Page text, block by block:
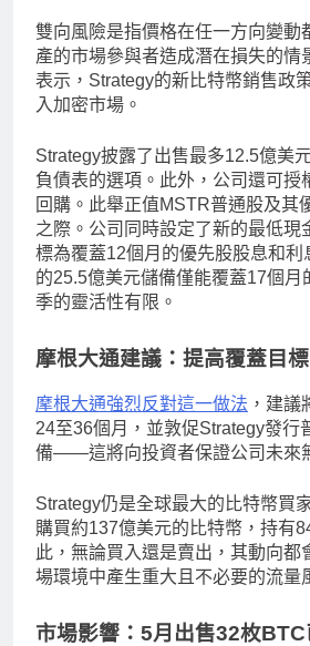
雙向風險是指價格在任一方向變動
產的市場參與者造成潛在損失的情
表示，Strategy的新比特幣銷售政
入加密市場。
Strategy披露了出售最多12.5億美
負債表的選項。此外，公司還可授
回購。此舉正值MSTR普通股及其
之際。公司同時設定了新的最低
標為覆蓋12個月的優先股股息和利
的25.5億美元儲備僅能覆蓋17個月
季的靈活性有限。
摩根大通建議：提高覆蓋目
摩根大通強烈反對這一做法 ，建議
24至36個月，並敦促Strategy發行
備——這將向投資者保證公司未來
Strategy仍是全球最大的比特幣買
購買約137億美元的比特幣，持有
此，無論買入還是賣出，其動向都
場環境中產生重大且不必要的流量
市場影響：5月出售32枚